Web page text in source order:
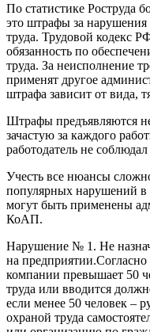
По статистике Роструда
это штрафы за нарушения
труда. Трудовой кодекс
обязанность по
труда. За неисполнение
применят другое
штрафа зависит от вида,
Штрафы предъявляются
зачастую за каждого
работодатель не
Учесть все нюансы
популярных нарушений в
могут быть применены
КоАП.
Нарушение № 1. Не
на
компании превышает 50
труда или вводится
если менее 50 человек –
охраной труда